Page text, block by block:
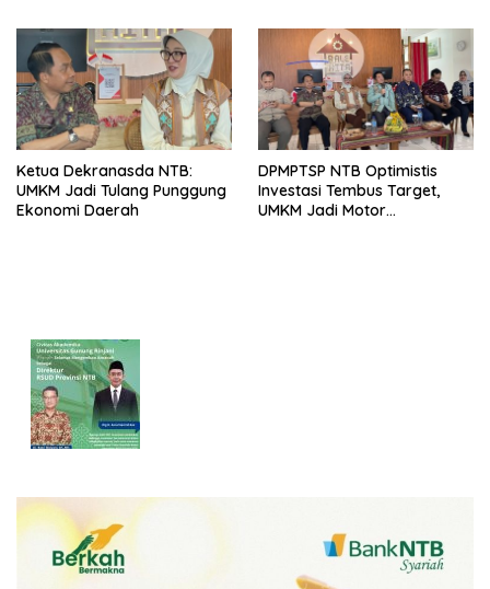
Ketua Dekranasda NTB:
UMKM Jadi Tulang Punggung
Ekonomi Daerah
DPMPTSP NTB Optimistis
Investasi Tembus Target,
UMKM Jadi Motor